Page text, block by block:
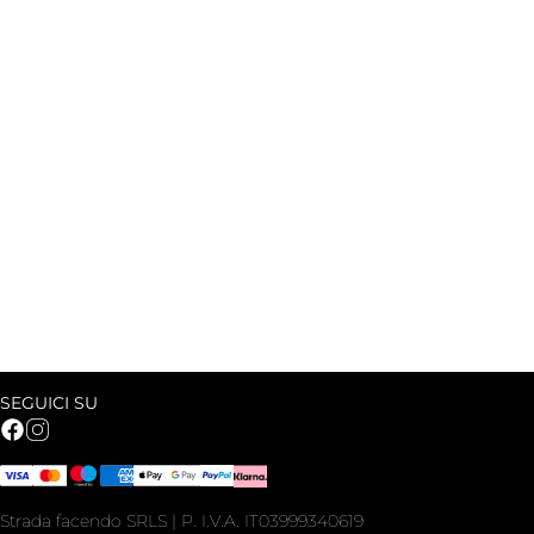
SEGUICI SU
Strada facendo SRLS | P. I.V.A. IT03999340619